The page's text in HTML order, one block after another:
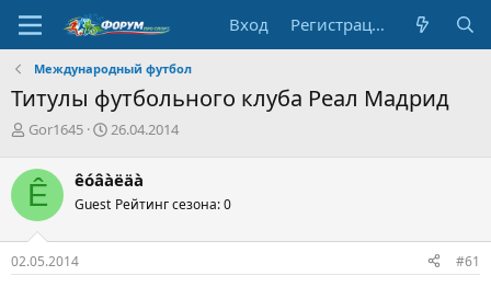
Вход Регистрация
Международный футбол
Титулы футбольного клуба Реал Мадрид
А
т
о
р
т
е
м
Gor1645
Д
а
н
ч
26.04.2014
Ê êóâàëäà
Guest Рейтинг сезона: 0
02.05.2014 #61